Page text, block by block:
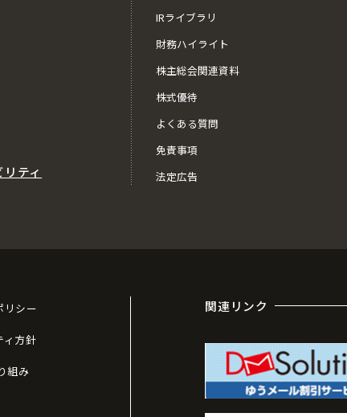
ティ
IRライブラリ
財務ハイライト
株主総会関連資料
株式優待
よくある質問
免責事項
法定広告
リシー
ィ方針
組み
関連リンク